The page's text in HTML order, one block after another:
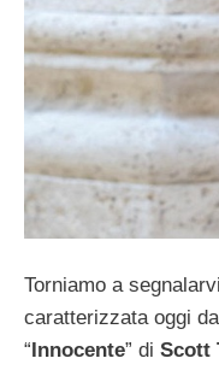
Torniamo a
caratterizzata oggi
“Innocente” di Scott